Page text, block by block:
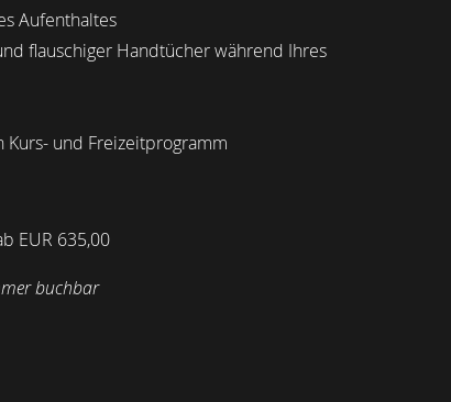
Aufenthaltes
flauschiger Handtücher während Ihres
Kurs- und Freizeitprogramm
635,00
buchbar